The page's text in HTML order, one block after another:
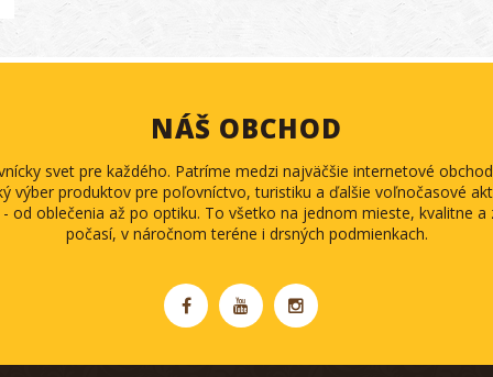
NÁŠ OBCHOD
svet pre každého. Patríme medzi najväčšie internetové
výber produktov pre poľovníctvo, turistiku a ďalšie voľnočasové
od oblečenia až po optiku. To všetko na jednom mieste, kvalitne
počasí, v náročnom teréne i drsných podmienkach.